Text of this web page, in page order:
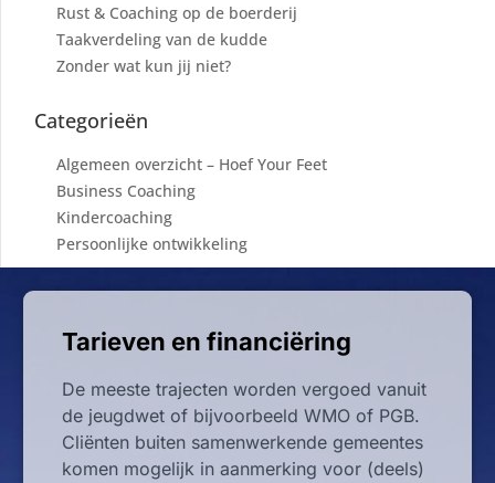
Rust & Coaching op de boerderij
Taakverdeling van de kudde
Zonder wat kun jij niet?
Categorieën
Algemeen overzicht – Hoef Your Feet
Business Coaching
Kindercoaching
Persoonlijke ontwikkeling
Tarieven en financiëring
De meeste trajecten worden vergoed vanuit
de jeugdwet of bijvoorbeeld WMO of PGB.
Cliënten buiten samenwerkende gemeentes
komen mogelijk in aanmerking voor (deels)